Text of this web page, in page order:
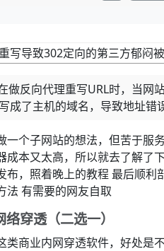
做反向代理重写URL时，当网
成了主机的域名，导致地址错
一个子网站的想法，但苦于服
成本又太高，所以就去了解了
布，照着晚上的教程 最后顺
法 有需要的网友自取
穿透（二选一）
类商业内网穿透软件，好处是